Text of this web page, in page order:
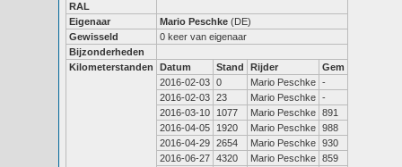
RAL
Eigenaar
Mario Peschke (DE)
Gewisseld
0 keer van eigenaar
Bijzonderheden
Kilometerstanden
Datum Stand Rijder
Gem
2016-02-03 0 Mario Peschke -
2016-02-03 23 Mario Peschke -
2016-03-10
1077 Mario Peschke 891
2016-04-05
1920 Mario Peschke 988
2016-04-29 2654 Mario Peschke 930
2016-06-27 4320 Mario Peschke 859